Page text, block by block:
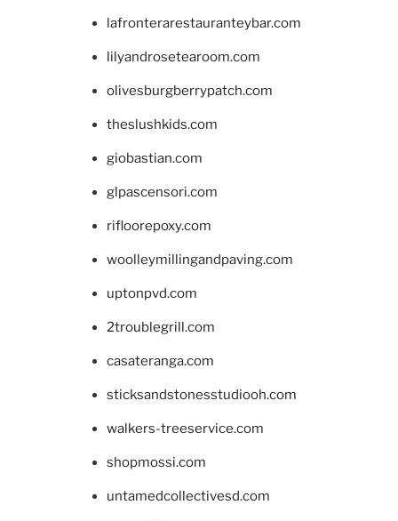
lafronterarestauranteybar.com
lilyandrosetearoom.com
olivesburgberrypatch.com
theslushkids.com
giobastian.com
glpascensori.com
rifloorepoxy.com
woolleymillingandpaving.com
uptonpvd.com
2troublegrill.com
casateranga.com
sticksandstonesstudiooh.com
walkers-treeservice.com
shopmossi.com
untamedcollectivesd.com